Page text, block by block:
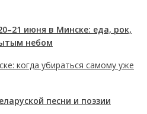
июня в Минске: еда, рок,
небом
когда убираться самому уже
песни и поэзии